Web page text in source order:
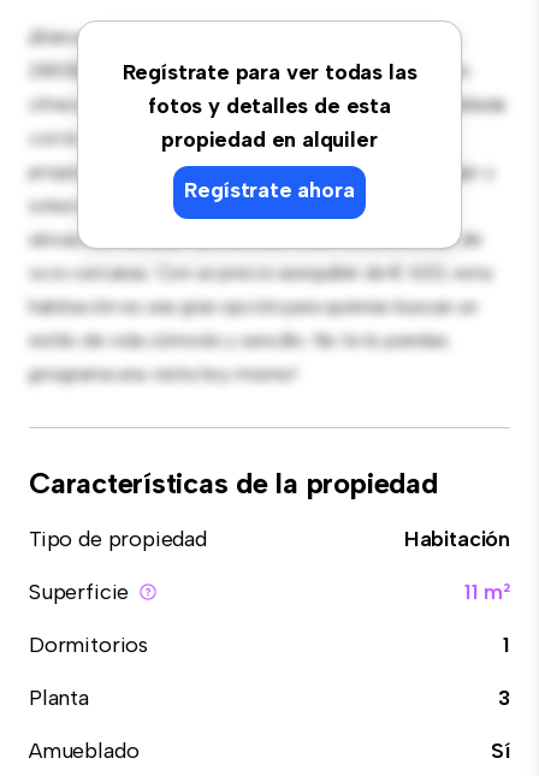
Regístrate para ver todas las
fotos y detalles de esta
propiedad en alquiler
Regístrate ahora
¡Bienvenido a tu nueva estancia en Villacarlos 3, 3C,
28032 MADRID, Vicálvaro! Esta cómoda habitación
ofrece un espacio de vida pacífico y privado. Amueblada
con lo esencial para tu disfrute, esta habitación
proporciona una cama cómoda, un espacio de trabajo y
soluciones de almacenamiento. Con su increíble
ubicación, tendrás fácil acceso a servicios y zonas de
ocio cercanas. Con un precio asequible de € 620, esta
habitación es una gran opción para quienes buscan un
estilo de vida cómodo y sencillo. No te lo pierdas:
¡programa una visita hoy mismo!
Características de la propiedad
Tipo de propiedad
Habitación
Superficie
11 m²
Dormitorios
1
Planta
3
Amueblado
Sí